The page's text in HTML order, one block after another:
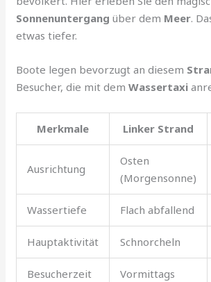
Sonnenuntergang über dem Meer.
etwas tiefer.
Boote legen bevorzugt an diesem
Besucher, die mit demWassertaxi
Merkmale Linker Strand
Ausrichtung
Osten
(Morgensonne)
Wassertiefe Flach abfallend
Hauptaktivität Schnorcheln
Besucherzeit Vormittags